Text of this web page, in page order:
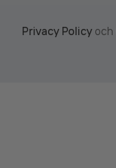
Privacy Policy och